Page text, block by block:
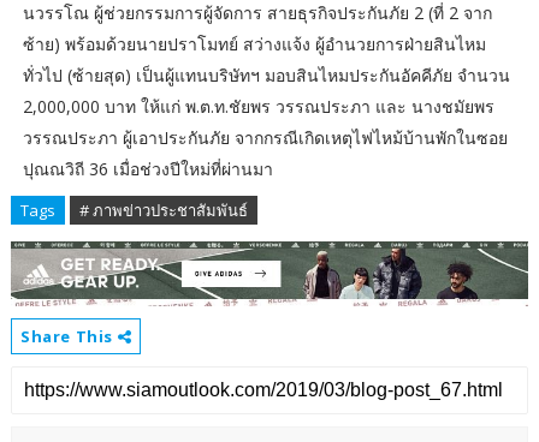
นวรรโณ ผู้ช่วยกรรมการผู้จัดการ สายธุรกิจประกันภัย 2 (ที่ 2 จาก
ซ้าย) พร้อมด้วยนายปราโมทย์ สว่างแจ้ง ผู้อำนวยการฝ่ายสินไหม
ทั่วไป (ซ้ายสุด) เป็นผู้แทนบริษัทฯ มอบสินไหมประกันอัคคีภัย จำนวน
2,000,000 บาท ให้แก่ พ.ต.ท.ชัยพร วรรณประภา และ นางชมัยพร
วรรณประภา ผู้เอาประกันภัย จากกรณีเกิดเหตุไฟไหม้บ้านพักในซอย
ปุณณวิถี 36 เมื่อช่วงปีใหม่ที่ผ่านมา
Tags # ภาพข่าวประชาสัมพันธ์
Share This